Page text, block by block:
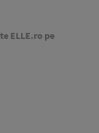
ELLE.ro pe